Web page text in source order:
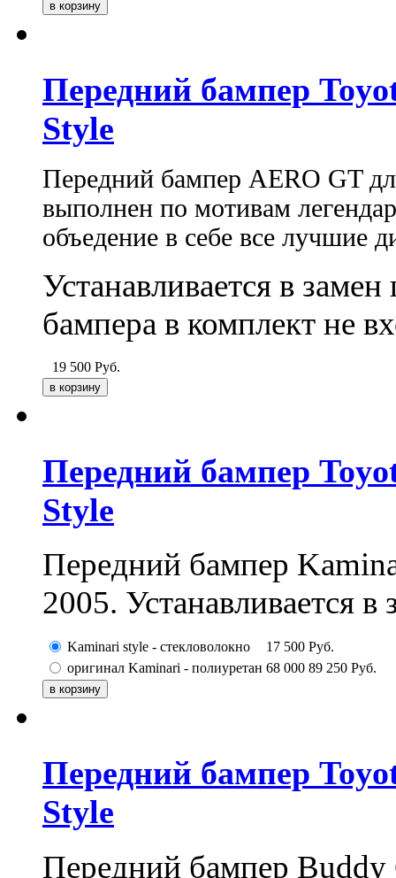
Передний бампер
Style
Передний бампер AERO GT
выполнен по мотивам
объедение в себе все лучшие
Устанавливается в
бампера в комплект не
19 500 Руб.
Передний бампер
Style
Передний бампер
2005. Устанавливается
Kaminari style - стекловолокно 17 500 Руб.
оригинал Kaminari - полиуретан 68 000 89 250 Руб.
Передний бампер
Style
Передний бампер